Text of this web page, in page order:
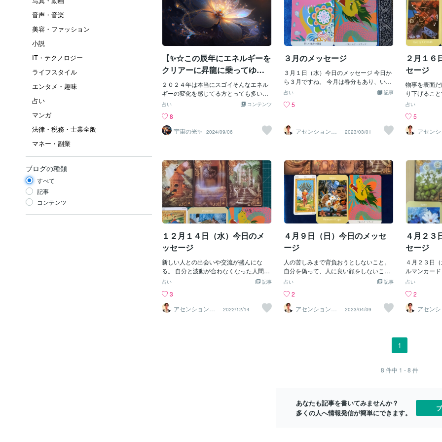
音声・音楽
美容・ファッション
小説
IT・テクノロジー
ライフスタイル
エンタメ・趣味
占い
マンガ
法律・税務・士業全般
マネー・副業
ブログの種類
すべて
記事
コンテンツ
【✨☆この辰年にエネルギーを
クリアーに昇龍に乗ってゆく
方法とは？✨】
２０２４年は本当にスゴイそんなエネル
ギーの変化を感じてる方とっても多いの
ではないでしょうか？なぜなら私もめち
ね〜本当に驚くようなこと思いもよらな
かったことが起こっていて一見ネガティ
ブに感じても実はすごいチャンスばかり
今年は昇龍もあるけど降龍もあってどち
らに乗るかが運命の分かれ道そう２極化
が凄いんですね今までと全く違ったエネ
ルギーの流れるスピードここをどうした
ら昇龍にしっかり乗って行けるかがキー
ワードなんですこのキーワードはクリア
リングヒーリング∞大丈夫ヒーリングマ
スターの私があなたにお届けしてバッチ
リ確実に昇龍に乗る！イメージができ
る！体験をする！それがこちら☆⇩⇩⇩あな
たの魂の能力を超開花して輝く人生を創
造してゆきませんか？この動画をみて聴
いているだけであなたの波動が大調和し
て細胞喜び世界平和へと繋がる波動へミ
きつける∞世界平和∞ 神聖幾何学 ∞ 豊か
な眠り ∞ 感謝 ∞ 宇宙の祝福 ∞ 地球の愛
∞ 無限のエネルギー ∞ 宇宙の源と繋がる
コンテンツ
占い
8
宇宙の光✨
2024/09/06
３月のメッセージ
３月１日（水）今日のメッセージ 今日か
ら３月ですね。 今月は春分もあり、いよ
いよ春が近づいてきた感じです それでは
ノルマンカードは９枚引きです。中央に
要なメッセージになります。今回は
「鎌」のカードです。 決断することで、
う。現状に執着することなく、常に刷新
していくことが大事です。 先のことの不
安や恐れは幻想です。また、未来や過去
など、時間の概念に囚われないことも大
切です。 もし、身動きが取れない状況が
あるとしたら今はその状況が、自分にと
って必要な学びだということ。常識に囚
われず、逆転の発想をしていきましょ
う。 月の満ち欠けがあるように、状況は
変化していきます。この世の中で、変わ
らないものなど存在しないのです。変化
を受け入れる柔軟さ、循環を意識してい
きましょう。 あなたの魅力というのは、
ひとつではなく、たくさんあるというこ
と。自分でも、まだ氣づいていない魅力
が必ずあるはずです。それは人との出会
いの中で、見つけることができるかもし
れません。ご縁を大切にしてください
くさん取るように心がけてください（昇
記事
占い
5
アセンションナ
ビゲーター和（K
2023/03/01
２月１６
セージ
物事を表面
り下げるこ
ょう。吉報
力。創造力
すかは、あ
ちらが良く
上昇気流に
のステージ
があるかも
づかず、飛
占い
5
アセン
ビゲー
１２月１４日（水）今日のメ
ッセージ
新しい人との出会いや交流が盛んにな
る。 自分と波動が合わなくなった人間関
係は終わり、新しい関係が始まる。 形だ
ことができる関係を大切に。 不摂生に注
意。 無理をせず、自分の体を大切にする
ことを優先させてください。 自分を大切
記事
占い
3
アセンションナ
ビゲーター和（K
2022/12/14
４月９日（日）今日のメッセ
ージ
人の苦しみまで背負おうとしないこと。
自分を偽って、人に良い顔をしないこと
です。 重圧や抱えているものを手放すこ
分だけ、新しいものが入ってくるでしょ
う。もう今のあなたに合わないもの、必
要とないと感じるものは手放していきま
す。喜びに心を開き、受け止めていきま
昇気流に乗せてくれる存在です。人生の
ステージアップのチャンス。新たな人間
記事
占い
2
アセンションナ
ビゲーター和（K
2023/04/09
４月２３
セージ
４月２３日
ルマンカー
の象徴カー
る子供） 「
「昇龍」（
のカードは
深くまで内
事 感情に良
れている も
いればすべ
占い
2
アセン
ビゲー
1
8 件中 1 - 8 件
あなたも記事を書いてみませんか？
多くの人へ情報発信が簡単にできます。